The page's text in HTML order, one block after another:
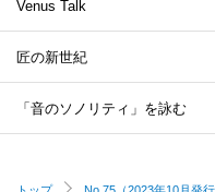
Venus Talk
匠の新世紀
「音のソノリティ」を詠む